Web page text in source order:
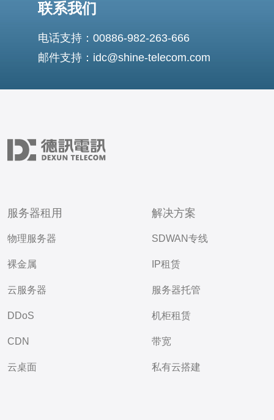
联系我们
电话支持：00886-982-263-666
邮件支持：idc@shine-telecom.com
服务器租用
物理服务器
裸金属
云服务器
DDoS
CDN
云桌面
解决方案
SDWAN专线
IP租赁
服务器托管
机柜租赁
带宽
私有云搭建